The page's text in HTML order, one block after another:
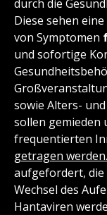
durch die
Diese sehen
von Symptomen
und sofortige
sowie Alters-
sollen gemieden
frequentierten
getragen werden.
aufgefordert, die
Wechsel des
Hantaviren